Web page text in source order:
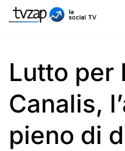
al
Lutto per
Canalis,
pieno di